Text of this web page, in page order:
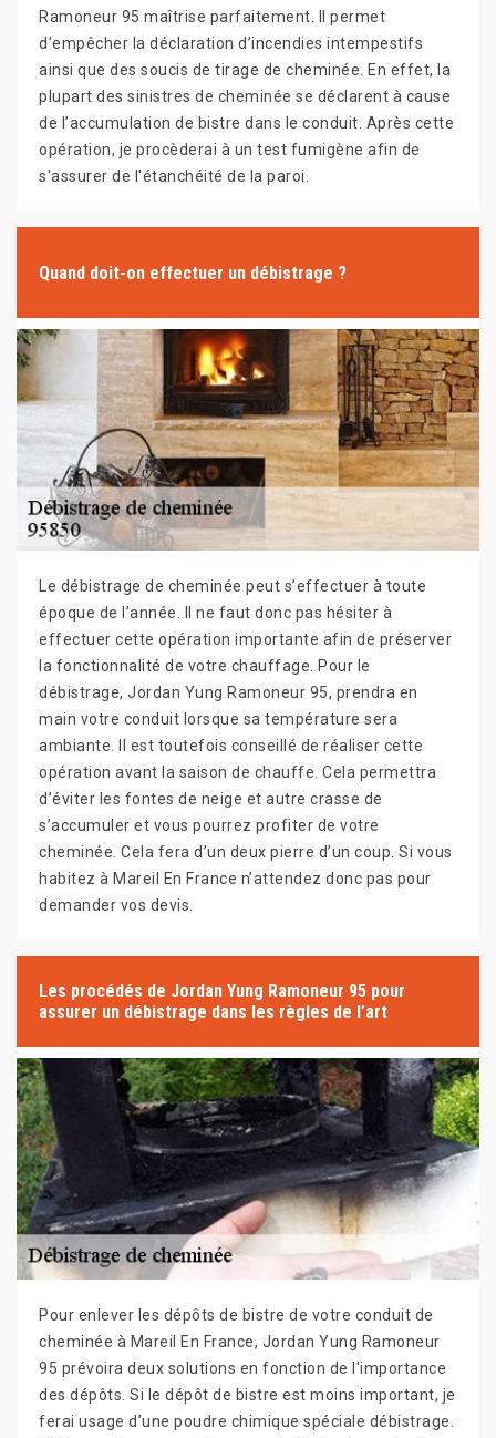
Ramoneur 95 maîtrise parfaitement. Il permet
d’empêcher la déclaration d’incendies intempestifs
ainsi que des soucis de tirage de cheminée. En effet, la
plupart des sinistres de cheminée se déclarent à cause
de l’accumulation de bistre dans le conduit. Après cette
opération, je procèderai à un test fumigène afin de
s'assurer de l'étanchéité de la paroi.
Quand doit-on effectuer un débistrage ?
Le débistrage de cheminée peut s’effectuer à toute
époque de l’année. Il ne faut donc pas hésiter à
effectuer cette opération importante afin de préserver
la fonctionnalité de votre chauffage. Pour le
débistrage, Jordan Yung Ramoneur 95, prendra en
main votre conduit lorsque sa température sera
ambiante. Il est toutefois conseillé de réaliser cette
opération avant la saison de chauffe. Cela permettra
d’éviter les fontes de neige et autre crasse de
s’accumuler et vous pourrez profiter de votre
cheminée. Cela fera d’un deux pierre d’un coup. Si vous
habitez à Mareil En France n’attendez donc pas pour
demander vos devis.
Les procédés de Jordan Yung Ramoneur 95 pour
assurer un débistrage dans les règles de l’art
Pour enlever les dépôts de bistre de votre conduit de
cheminée à Mareil En France, Jordan Yung Ramoneur
95 prévoira deux solutions en fonction de l'importance
des dépôts. Si le dépôt de bistre est moins important, je
ferai usage d’une poudre chimique spéciale débistrage.